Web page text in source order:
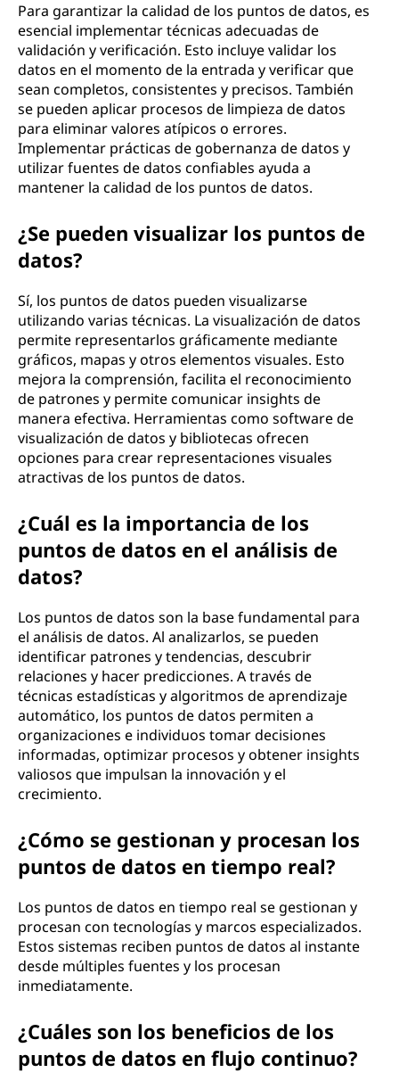
Para garantizar la calidad de los puntos de datos, es
esencial implementar técnicas adecuadas de
validación y verificación. Esto incluye validar los
datos en el momento de la entrada y verificar que
sean completos, consistentes y precisos. También
se pueden aplicar procesos de limpieza de datos
para eliminar valores atípicos o errores.
Implementar prácticas de gobernanza de datos y
utilizar fuentes de datos confiables ayuda a
mantener la calidad de los puntos de datos.
¿Se pueden visualizar los puntos de
datos?
Sí, los puntos de datos pueden visualizarse
utilizando varias técnicas. La visualización de datos
permite representarlos gráficamente mediante
gráficos, mapas y otros elementos visuales. Esto
mejora la comprensión, facilita el reconocimiento
de patrones y permite comunicar insights de
manera efectiva. Herramientas como software de
visualización de datos y bibliotecas ofrecen
opciones para crear representaciones visuales
atractivas de los puntos de datos.
¿Cuál es la importancia de los
puntos de datos en el análisis de
datos?
Los puntos de datos son la base fundamental para
el análisis de datos. Al analizarlos, se pueden
identificar patrones y tendencias, descubrir
relaciones y hacer predicciones. A través de
técnicas estadísticas y algoritmos de aprendizaje
automático, los puntos de datos permiten a
organizaciones e individuos tomar decisiones
informadas, optimizar procesos y obtener insights
valiosos que impulsan la innovación y el
crecimiento.
¿Cómo se gestionan y procesan los
puntos de datos en tiempo real?
Los puntos de datos en tiempo real se gestionan y
procesan con tecnologías y marcos especializados.
Estos sistemas reciben puntos de datos al instante
desde múltiples fuentes y los procesan
inmediatamente.
¿Cuáles son los beneficios de los
puntos de datos en flujo continuo?